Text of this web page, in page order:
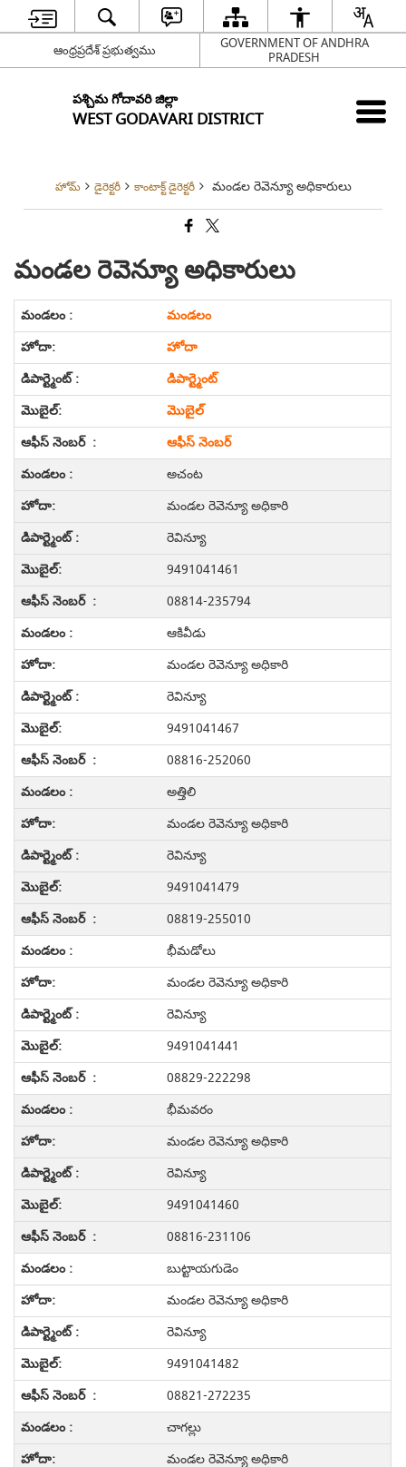
ఆంధ్రప్రదేశ్ ప్రభుత్వము
GOVERNMENT OF ANDHRA
PRADESH
పశ్చిమ గోదావరి జిల్లా
WEST GODAVARI DISTRICT
హోమ్ డైరెక్టరీ కాంటాక్ట్ డైరెక్టరీ మండల రెవెన్యూ అధికారులు
మండల రెవెన్యూ అధికారులు
మండలం
హోదా
డిపార్ట్మెంట్
మొబైల్
ఆఫీస్ నెంబర్
అచంట
మండల రెవెన్యూ అధికారి
రెవిన్యూ
9491041461
08814-235794
ఆకివీడు
మండల రెవెన్యూ అధికారి
రెవిన్యూ
9491041467
08816-252060
అత్తిలి
మండల రెవెన్యూ అధికారి
రెవిన్యూ
9491041479
08819-255010
భీమడోలు
మండల రెవెన్యూ అధికారి
రెవిన్యూ
9491041441
08829-222298
భీమవరం
మండల రెవెన్యూ అధికారి
రెవిన్యూ
9491041460
08816-231106
బుట్టాయగుడెం
మండల రెవెన్యూ అధికారి
రెవిన్యూ
9491041482
08821-272235
చాగల్లు
మండల రెవెన్యూ అధికారి